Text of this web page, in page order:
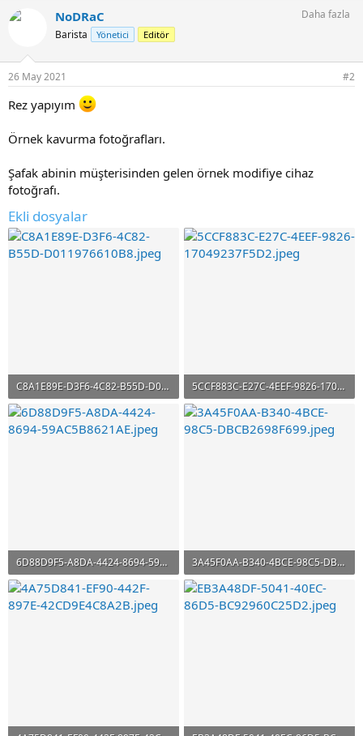
k
:
NoDRaC
Barista Yönetici Editör
Daha fazla
26 May 2021 #2
Rez yapıyım
Örnek kavurma fotoğrafları.
Şafak abinin müşterisinden gelen örnek modifiye cihaz
fotoğrafı.
Ekli dosyalar
C8A1E89E-D3F6-4C82-B55D-D011976610B8.jpeg
104.8 KB · Görüntüleme: 608
5CCF883C-E27C-4EEF-9826-17049237F5D2.jpeg
105.4 KB · Görüntüleme: 597
6D88D9F5-A8DA-4424-8694-59AC5B8621AE.jpeg
122 KB · Görüntüleme: 663
3A45F0AA-B340-4BCE-98C5-DBCB2698F699.jpeg
148.4 KB · Görüntüleme: 648